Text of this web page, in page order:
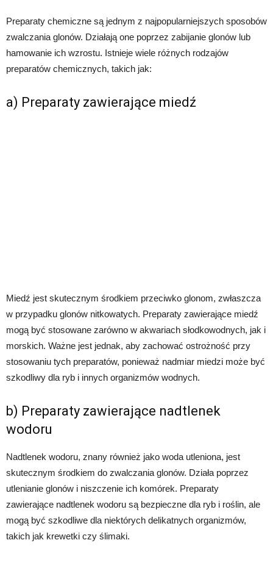
Preparaty chemiczne są jednym z najpopularniejszych sposobów
zwalczania glonów. Działają one poprzez zabijanie glonów lub
hamowanie ich wzrostu. Istnieje wiele różnych rodzajów
preparatów chemicznych, takich jak:
a) Preparaty zawierające miedź
Miedź jest skutecznym środkiem przeciwko glonom, zwłaszcza
w przypadku glonów nitkowatych. Preparaty zawierające miedź
mogą być stosowane zarówno w akwariach słodkowodnych, jak i
morskich. Ważne jest jednak, aby zachować ostrożność przy
stosowaniu tych preparatów, ponieważ nadmiar miedzi może być
szkodliwy dla ryb i innych organizmów wodnych.
b) Preparaty zawierające nadtlenek
wodoru
Nadtlenek wodoru, znany również jako woda utleniona, jest
skutecznym środkiem do zwalczania glonów. Działa poprzez
utlenianie glonów i niszczenie ich komórek. Preparaty
zawierające nadtlenek wodoru są bezpieczne dla ryb i roślin, ale
mogą być szkodliwe dla niektórych delikatnych organizmów,
takich jak krewetki czy ślimaki.